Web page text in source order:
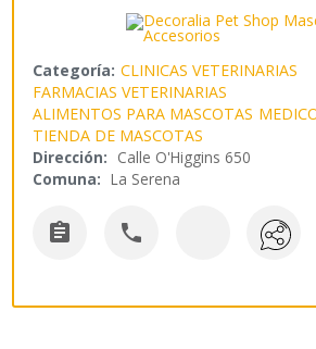
Categoría: CLINICAS VETERINARIAS
FARMACIAS VETERINARIAS
ALIMENTOS PARA MASCOTAS
TIENDA DE MASCOTAS
Dirección: Calle O'Higgins 650
Comuna: La Serena
 